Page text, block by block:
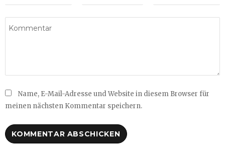
Name, E-Mail-Adresse und Website in diesem Browser für
meinen nächsten Kommentar speichern.